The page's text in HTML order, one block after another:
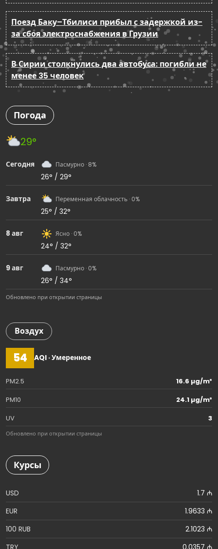
Поезд Баку–Тбилиси прибыл с задержкой из-
за сбоя электроснабжения в Грузии
В Сирии столкнулись два автобуса: погибли не
менее 35 человек
Погода
29°
Сегодня Пасмурно · 8%
26° / 29°
Завтра Переменная облачность · 0%
25° / 32°
8 авг Ясно · 0%
24° / 32°
9 авг Пасмурно · 0%
26° / 34°
Обновлено при открытии страницы
Воздух
54 AQI · Умеренное
PM2.5
16.6 µg/m³
PM10
24.1 µg/m³
UV
3
Обновлено при открытии страницы
Курсы
USD
1.7 ₼
EUR
1.9633 ₼
100 RUB
2.1023 ₼
TRY
0.0357 ₼